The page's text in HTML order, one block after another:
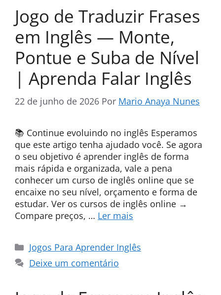
Jogo de Traduzir Frases
em Inglês — Monte,
Pontue e Suba de Nível
| Aprenda Falar Inglês
22 de junho de 2026 Por Mario Anaya Nunes
📚 Continue evoluindo no inglês Esperamos
que este artigo tenha ajudado você. Se agora
o seu objetivo é aprender inglês de forma
mais rápida e organizada, vale a pena
conhecer um curso de inglês online que se
encaixe no seu nível, orçamento e forma de
estudar. Ver os cursos de inglês online →
Compare preços, … Ler mais
Categorias
Jogos Para Aprender Inglês
Deixe um comentário